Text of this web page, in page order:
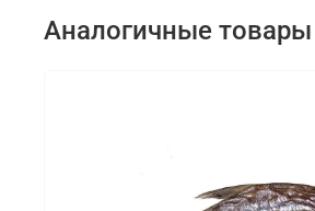
Аналогичные товары